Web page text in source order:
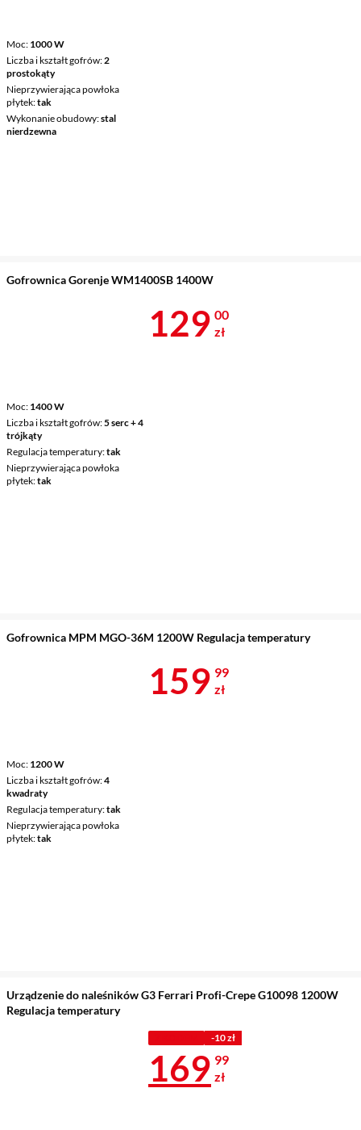
Moc 1000 W
Liczba i kształt gofrów 2
prostokąty
Nieprzywierająca powłoka
płytek tak
Wykonanie obudowy stal
nierdzewna
Gofrownica Gorenje WM1400SB 1400W
Moc 1400 W
Liczba i kształt gofrów 5 serc + 4
trójkąty
Regulacja temperatury tak
Nieprzywierająca powłoka
płytek tak
Cena 129 zł
129 00
zł
Gofrownica MPM MGO-36M 1200W Regulacja temperatury
Moc 1200 W
Liczba i kształt gofrów 4
kwadraty
Regulacja temperatury tak
Nieprzywierająca powłoka
płytek tak
Cena 159,99
159 99
zł
Urządzenie do naleśników G3 Ferrari Profi-Crepe G10098 1200W
Regulacja temperatury
-10 zł
Cena 169,99
169 99
zł